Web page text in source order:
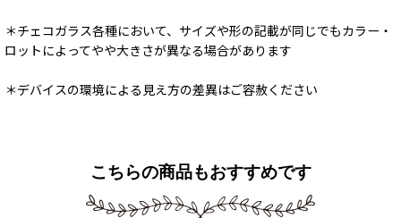
＊チェコガラス各種において、サイズや形の記載が同じでもカラー・
ロットによってやや大きさが異なる場合があります
＊デバイスの環境による見え方の差異はご容赦ください
こちらの商品もおすすめです